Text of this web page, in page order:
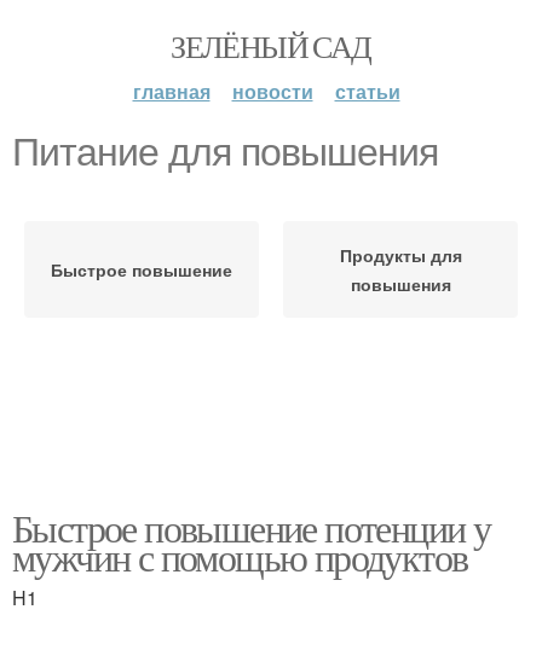
ЗЕЛЁНЫЙ САД
главная новости статьи
Питание для повышения
Быстрое повышение
Продукты для
повышения
Быстрое повышение потенции у
мужчин с помощью продуктов
H1